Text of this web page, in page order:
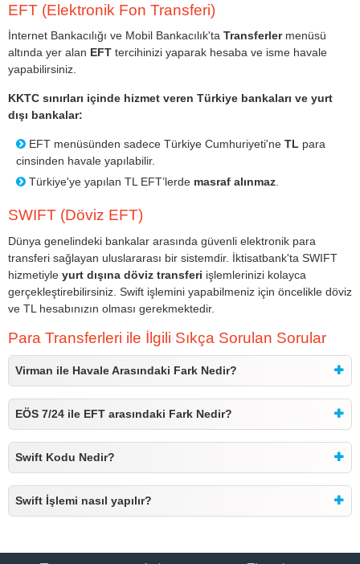
EFT (Elektronik Fon Transferi)
İnternet Bankacılığı ve Mobil Bankacılık'ta Transferlermenüsü
altında yer alan EFT tercihinizi yaparak hesaba ve isme havale
yapabilirsiniz.
KKTC sınırları içinde hizmet veren Türkiye bankaları ve yurt
dışı bankalar:
EFT menüsünden sadece Türkiye Cumhuriyeti'ne TL para
cinsinden havale yapılabilir.
Türkiye'ye yapılan TL EFT’lerde masraf alınmaz.
SWIFT (Döviz EFT)
Dünya genelindeki bankalar arasında güvenli elektronik para
transferi sağlayan uluslararası bir sistemdir. İktisatbank'ta SWIFT
hizmetiyle yurt dışına döviz transferi işlemlerinizi kolayca
gerçekleştirebilirsiniz. Swift işlemini yapabilmeniz için öncelikle döviz
ve TL hesabınızın olması gerekmektedir.
Para Transferleri ile İlgili Sıkça Sorulan Sorular
Virman ile Havale Arasındaki Fark Nedir?
EÖS 7/24 ile EFT arasındaki Fark Nedir?
Swift Kodu Nedir?
Swift İşlemi nasıl yapılır?